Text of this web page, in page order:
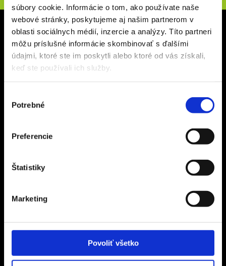
súbory cookie. Informácie o tom, ako používate naše
webové stránky, poskytujeme aj našim partnerom v
oblasti sociálnych médií, inzercie a analýzy. Títo partneri
môžu príslušné informácie skombinovať s ďalšími
údajmi, ktoré ste im poskytli alebo ktoré od vás získali,
keď ste používali ich služby.
súhlasu
Potrebné
Preferencie
Štatistiky
Marketing
Povoliť všetko
Sídlo spoločnosti
CZECH SPORT TRAVEL s.r.o.
Na Terase 145/5
182 00 Praha 8 – Ďáblice
Kontakt